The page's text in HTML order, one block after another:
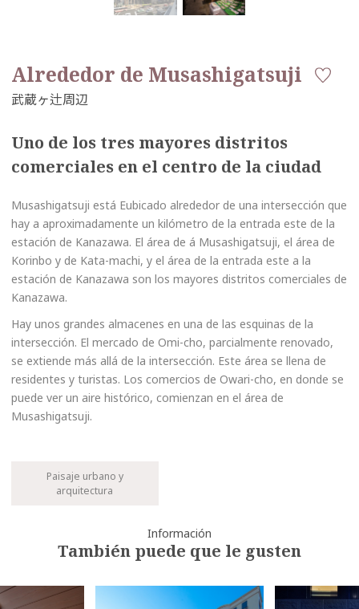
Alrededor de Musashigatsuji
Uno de los tres mayores distritos
comerciales en el centro de la ciudad
Musashigatsuji está Eubicado alrededor de una intersección que
hay a aproximadamente un kilómetro de la entrada este de la
estación de Kanazawa. El área de á Musashigatsuji, el área de
Korinbo y de Kata-machi, y el área de la entrada este a la
estación de Kanazawa son los mayores distritos comerciales de
Kanazawa.
Hay unos grandes almacenes en una de las esquinas de la
intersección. El mercado de Omi-cho, parcialmente renovado,
se extiende más allá de la intersección. Este área se llena de
residentes y turistas. Los comercios de Owari-cho, en donde se
puede ver un aire histórico, comienzan en el área de
Musashigatsuji.
Paisaje urbano y
arquitectura
Información
También puede que le gusten